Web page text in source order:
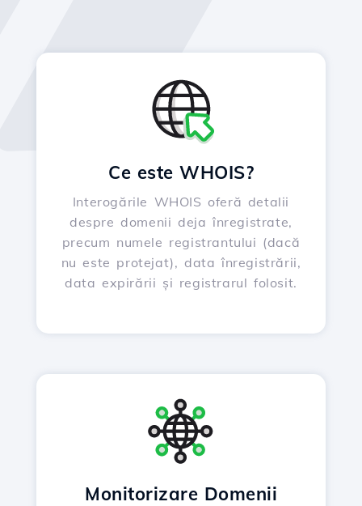
Ce este WHOIS?
Interogările WHOIS oferă detalii
despre domenii deja înregistrate,
precum numele registrantului (dacă
nu este protejat), data înregistrării,
data expirării și registrarul folosit.
Monitorizare Domenii